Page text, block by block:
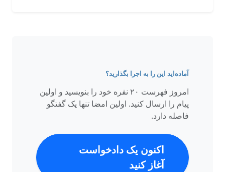
آماده‌اید این را به اجرا بگذارید؟
امروز فهرست ۲۰ نفره‌ خود را بنویسید و اولین
پیام را ارسال کنید. اولین امضا تنها یک گفتگو
فاصله دارد.
اکنون یک دادخواست
آغاز کنید